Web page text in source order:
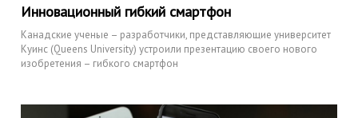
Инновационный гибкий смартфон
Канадские ученые – разработчики, представляющие университет
Куинс (Queens University) устроили презентацию своего нового
изобретения – гибкого смартфон